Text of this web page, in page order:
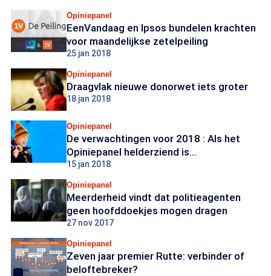
Opiniepanel
EenVandaag en Ipsos bundelen krachten
voor maandelijkse zetelpeiling
25 jan 2018
Opiniepanel
Draagvlak nieuwe donorwet iets groter
18 jan 2018
Opiniepanel
De verwachtingen voor 2018 : Als het
Opiniepanel helderziend is...
15 jan 2018
Opiniepanel
Meerderheid vindt dat politieagenten
geen hoofddoekjes mogen dragen
27 nov 2017
Opiniepanel
Zeven jaar premier Rutte: verbinder of
beloftebreker?